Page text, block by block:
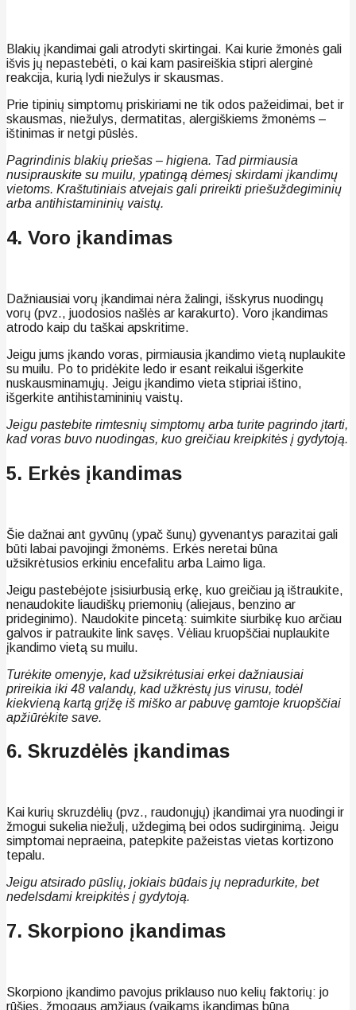
Blakių įkandimai gali atrodyti skirtingai. Kai kurie žmonės gali
išvis jų nepastebėti, o kai kam pasireiškia stipri alerginė
reakcija, kurią lydi niežulys ir skausmas.
Prie tipinių simptomų priskiriami ne tik odos pažeidimai, bet ir
skausmas, niežulys, dermatitas, alergiškiems žmonėms –
ištinimas ir netgi pūslės.
Pagrindinis blakių priešas – higiena. Tad pirmiausia
nusiprauskite su muilu, ypatingą dėmesį skirdami įkandimų
vietoms. Kraštutiniais atvejais gali prireikti priešuždegiminių
arba antihistamininių vaistų.
4. Voro įkandimas
Dažniausiai vorų įkandimai nėra žalingi, išskyrus nuodingų
vorų (pvz., juodosios našlės ar karakurto). Voro įkandimas
atrodo kaip du taškai apskritime.
Jeigu jums įkando voras, pirmiausia įkandimo vietą nuplaukite
su muilu. Po to pridėkite ledo ir esant reikalui išgerkite
nuskausminamųjų. Jeigu įkandimo vieta stipriai ištino,
išgerkite antihistamininių vaistų.
Jeigu pastebite rimtesnių simptomų arba turite pagrindo įtarti,
kad voras buvo nuodingas, kuo greičiau kreipkitės į gydytoją.
5. Erkės įkandimas
Šie dažnai ant gyvūnų (ypač šunų) gyvenantys parazitai gali
būti labai pavojingi žmonėms. Erkės neretai būna
užsikrėtusios erkiniu encefalitu arba Laimo liga.
Jeigu pastebėjote įsisiurbusią erkę, kuo greičiau ją ištraukite,
nenaudokite liaudiškų priemonių (aliejaus, benzino ar
prideginimo). Naudokite pincetą: suimkite siurbikę kuo arčiau
galvos ir patraukite link savęs. Vėliau kruopščiai nuplaukite
įkandimo vietą su muilu.
Turėkite omenyje, kad užsikrėtusiai erkei dažniausiai
prireikia iki 48 valandų, kad užkrėstų jus virusu, todėl
kiekvieną kartą grįžę iš miško ar pabuvę gamtoje kruopščiai
apžiūrėkite save.
6. Skruzdėlės įkandimas
Kai kurių skruzdėlių (pvz., raudonųjų) įkandimai yra nuodingi ir
žmogui sukelia niežulį, uždegimą bei odos sudirginimą. Jeigu
simptomai nepraeina, patepkite pažeistas vietas kortizono
tepalu.
Jeigu atsirado pūslių, jokiais būdais jų nepradurkite, bet
nedelsdami kreipkitės į gydytoją.
7. Skorpiono įkandimas
Skorpiono įkandimo pavojus priklauso nuo kelių faktorių: jo
rūšies, žmogaus amžiaus (vaikams įkandimas būna